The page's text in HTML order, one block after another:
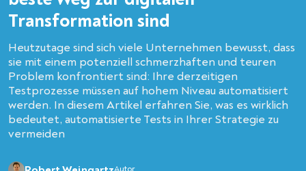
Transformation sind
Heutzutage sind sich viele Unternehmen bewusst, dass
sie mit einem potenziell schmerzhaften und teuren
Problem konfrontiert sind: Ihre derzeitigen
Testprozesse müssen auf hohem Niveau automatisiert
werden. In diesem Artikel erfahren Sie, was es wirklich
bedeutet, automatisierte Tests in Ihrer Strategie zu
vermeiden